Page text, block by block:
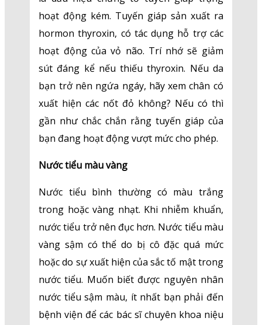
hoạt động kém. Tuyến giáp sản xuất ra
hormon thyroxin, có tác dụng hỗ trợ các
hoạt động của vỏ não. Trí nhớ sẽ giảm
sút đáng kể nếu thiếu thyroxin. Nếu da
bạn trở nên ngứa ngáy, hãy xem chân có
xuất hiện các nốt đỏ không? Nếu có thì
gần như chắc chắn rằng tuyến giáp của
bạn đang hoạt động vượt mức cho phép.
Nước tiểu màu vàng
Nước tiểu bình thường có màu trắng
trong hoặc vàng nhạt. Khi nhiễm khuẩn,
nước tiểu trở nên đục hơn. Nước tiểu màu
vàng sậm có thể do bị cô đặc quá mức
hoặc do sự xuất hiện của sắc tố mật trong
nước tiểu. Muốn biết được nguyên nhân
nước tiểu sậm màu, ít nhất bạn phải đến
bệnh viện để các bác sĩ chuyên khoa niệu